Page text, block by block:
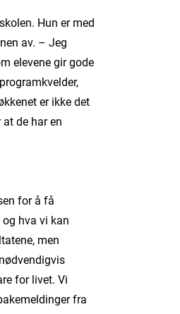
Hun er med
av. – Jeg
elevene gir gode
er ikke det
de har en
for å få
hva vi kan
men
for livet. Vi
fra